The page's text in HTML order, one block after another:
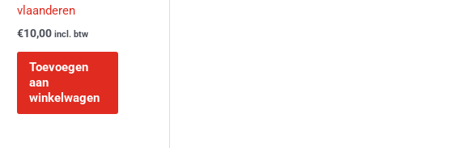
vlaanderen
€10,00 incl. btw
Toevoegen
aan
winkelwagen